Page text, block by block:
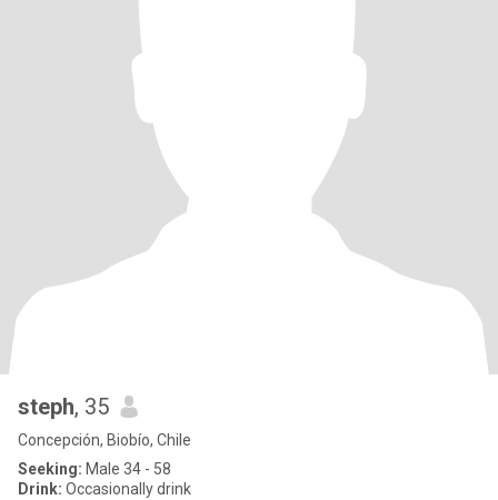
steph, 35
Concepción, Biobío, Chile
Seeking: Male 34 - 58
Drink: Occasionally drink